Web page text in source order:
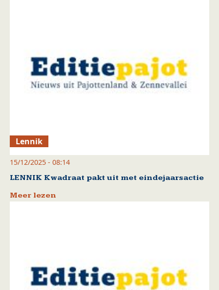
Lennik
15/12/2025 - 08:14
LENNIK Kwadraat pakt uit met eindejaarsactie
Meer lezen